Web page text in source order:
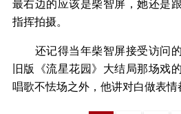
指挥拍摄。
还记得当年柴智屏接受访问
旧版《流星花园》大结局那场戏
唱歌不怯场之外，他讲对白做表情